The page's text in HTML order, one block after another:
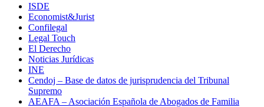
ISDE
Economist&Jurist
Confilegal
Legal Touch
El Derecho
Noticias Jurídicas
INE
Cendoj – Base de datos de jurisprudencia del Tribunal
Supremo
AEAFA – Asociación Española de Abogados de Familia